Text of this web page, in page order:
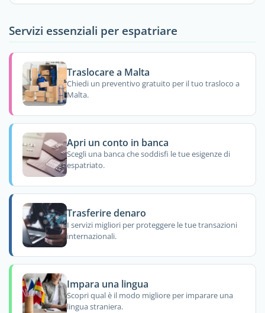
Servizi essenziali per espatriare
Traslocare a Malta
Chiedi un preventivo gratuito per il tuo trasloco a
Malta.
Apri un conto in banca
Scegli una banca che soddisfi le tue esigenze di
espatriato.
Trasferire denaro
I servizi migliori per proteggere le tue transazioni
internazionali.
Impara una lingua
Scopri qual è il modo migliore per imparare una
lingua straniera.